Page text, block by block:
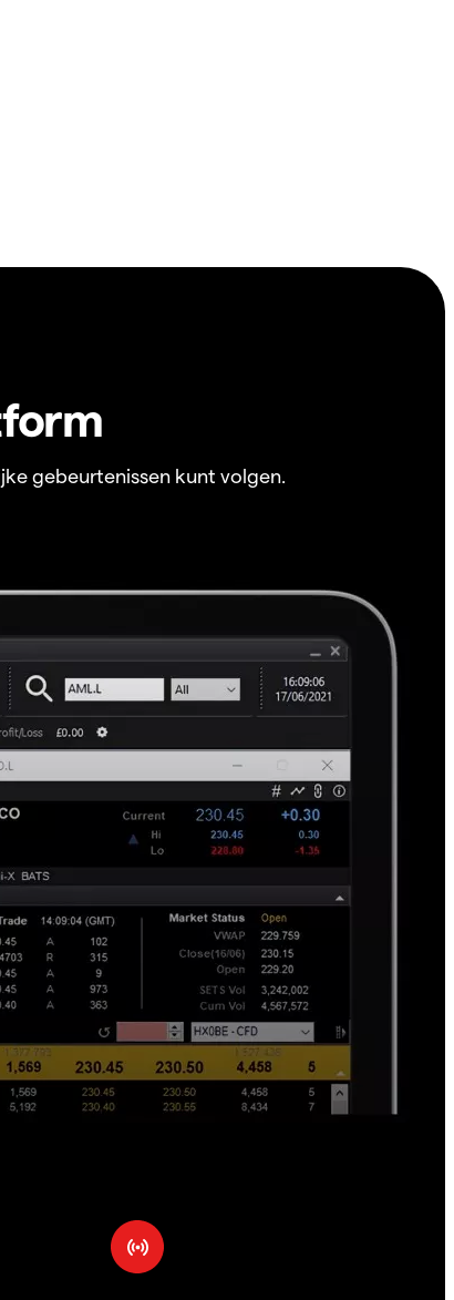
gebeurtenissen kunt volgen.